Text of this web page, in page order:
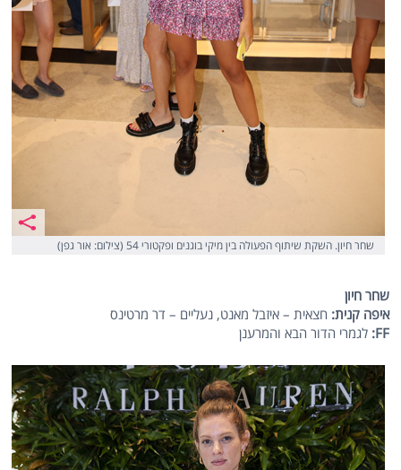
שחר חיון. השקת שיתוף הפעולה בין מיקי בוגנים ופקטורי 54 (צילום: אור גפן)
שחר חיון
איפה קנית: חצאית – איזבל מאנט, נעליים – דר מרטינס
FF: לגמרי הדור הבא והמרענן